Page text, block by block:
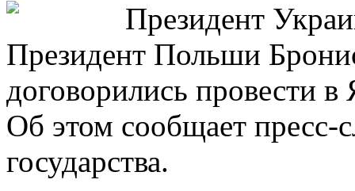
Президент
Президент Польши
договорились провести
Об этом сообщает пресс-
государства.